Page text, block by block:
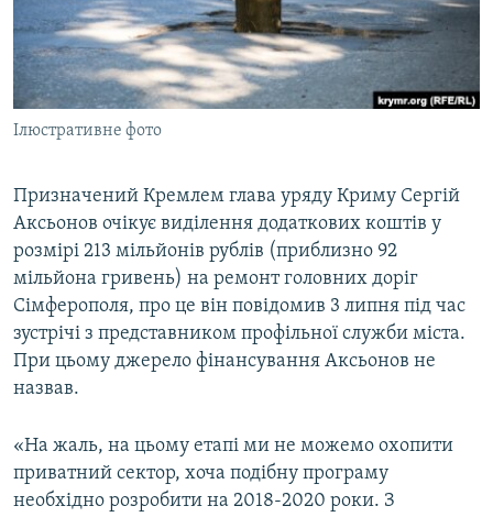
ВІДЕОУРОКИ «ELIFBE»
СВІДЧЕННЯ ОКУПАЦІЇ
УКРАЇНСЬКА ПРОБЛЕМА КРИМУ
ІНФОГРАФІКА
Русский
Qırımtatar
ДОЛУЧАЙСЯ!
Усі сайти RFE/RL
Ілюстративне фото
Призначений Кремлем глава уряду Криму Сергій
Аксьонов очікує виділення додаткових коштів у
розмірі 213 мільйонів рублів (приблизно 92
мільйона гривень) на ремонт головних доріг
Сімферополя, про це він повідомив 3 липня під час
зустрічі з представником профільної служби міста.
При цьому джерело фінансування Аксьонов не
назвав.
«На жаль, на цьому етапі ми не можемо охопити
приватний сектор, хоча подібну програму
необхідно розробити на 2018-2020 роки. З